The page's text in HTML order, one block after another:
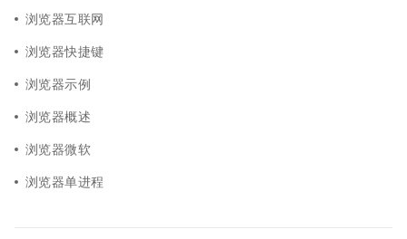
浏览器互联网
浏览器快捷键
浏览器示例
浏览器概述
浏览器微软
浏览器单进程